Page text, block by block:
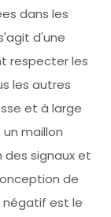
dans les
d'une
respecter les
les autres
et à large
maillon
signaux et
de
négatif est le